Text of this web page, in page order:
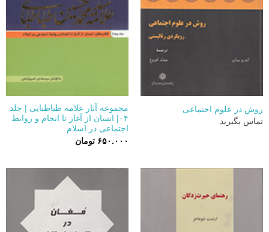
روش در علوم اجتماعی
تماس بگیرید
مجموعه آثار علامه طباطبایی | جلد
۰۴| انسان از آغاز تا انجام و روابط
اجتماعی در اسلام
۶۵۰.۰۰۰ تومان